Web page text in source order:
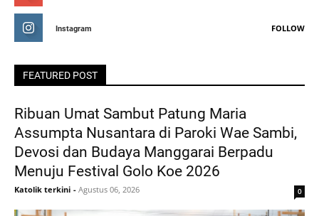
Instagram FOLLOW
FEATURED POST
Ribuan Umat Sambut Patung Maria
Assumpta Nusantara di Paroki Wae Sambi,
Devosi dan Budaya Manggarai Berpadu
Menuju Festival Golo Koe 2026
Katolik terkini - Agustus 06, 2026 0